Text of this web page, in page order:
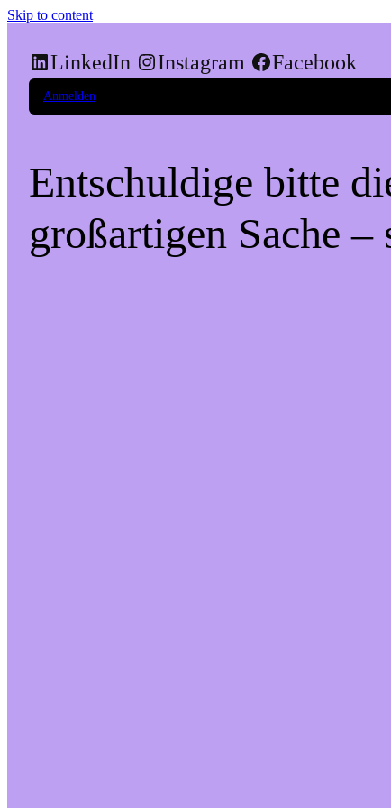
Skip to content
LinkedIn Instagram Facebook
Anmelden
Entschuldige bitte
großartigen Sache